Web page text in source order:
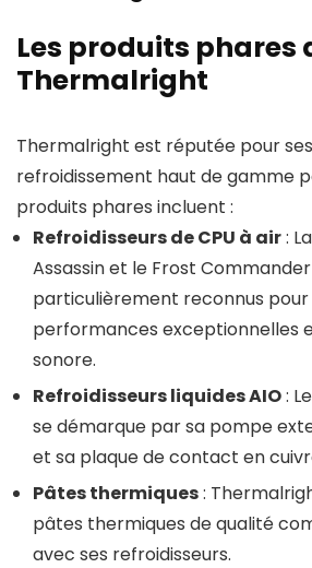
Les produits phares
Thermalright
Thermalright est réputée pour
refroidissement haut de gamme
produits phares incluent :
Refroidisseurs de CPU à air:
Assassin et le Frost
particulièrement reconnus pour
performances exceptionnelles
sonore.
Refroidisseurs liquides AIO:
se démarque par sa pompe
et sa plaque de contact en
Pâtes thermiques:
pâtes thermiques de qualité
avec ses refroidisseurs.